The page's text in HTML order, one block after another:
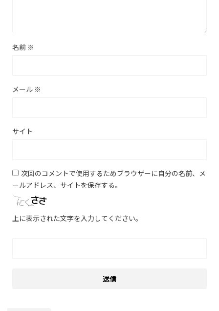
名前 ※
メール ※
サイト
次回のコメントで使用するためブラウザーに自分の名前、メ
ールアドレス、サイトを保存する。
上に表示された文字を入力してください。